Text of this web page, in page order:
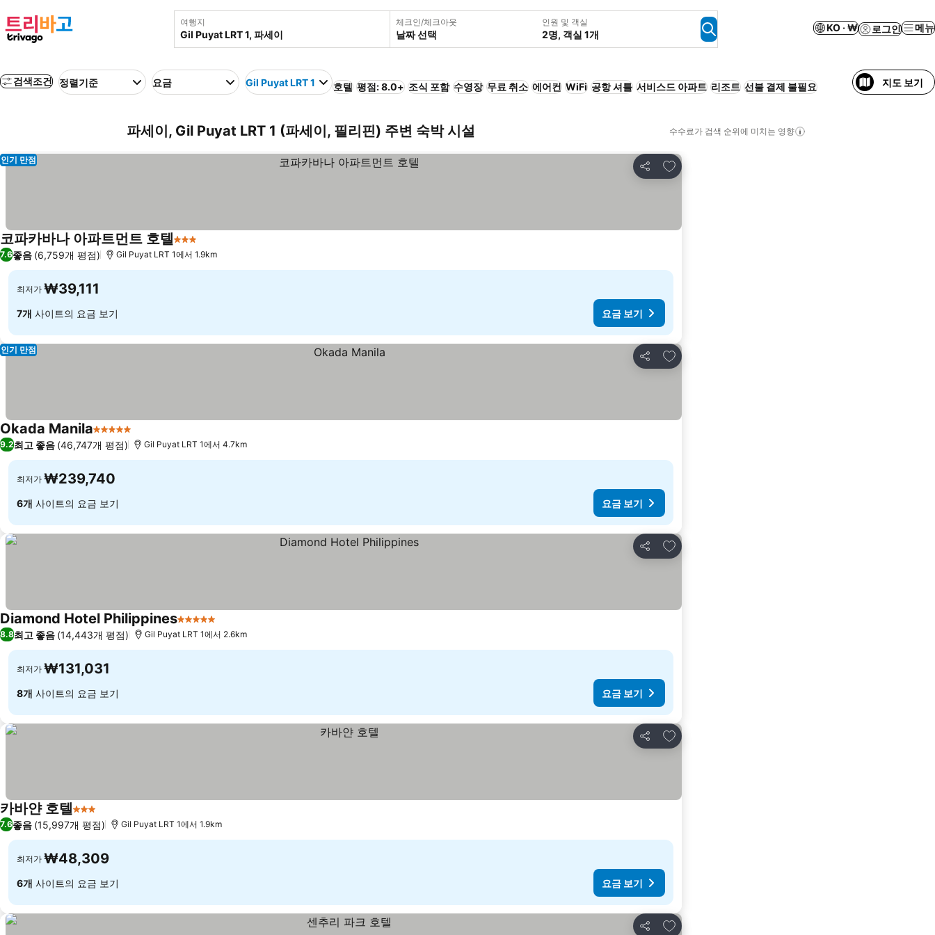
여행지 체크인/체크아웃
날짜 선택
인원 및 객실
2명, 객실 1개
KO · ₩ 로그인 메뉴
검색조건 정렬기준 요금 Gil Puyat LRT 1 호텔 평점: 8.0+ 조식 포함 수영장 무료 취소 에어컨 WiFi 공항 셔틀 서비스드 아파트 리조트 선불 결제 불필요 지도 보기
파세이, Gil Puyat LRT 1 (파세이, 필리핀) 주변 숙박 시설 수수료가 검색 순위에 미치는 영향
공유
즐겨찾기에 추가
인기 만점
코파카바나 아파트먼트 호텔3 성급
7.6좋음 (6,759개 평점) Gil Puyat LRT 1에서 1.9km
최저가 ₩39,111
7개 사이트의 요금 보기 요금 보기
공유
즐겨찾기에 추가
인기 만점
Okada Manila5 성급
9.2최고 좋음 (46,747개 평점) Gil Puyat LRT 1에서 4.7km
최저가 ₩239,740
6개 사이트의 요금 보기 요금 보기
공유
즐겨찾기에 추가
Diamond Hotel Philippines5 성급
8.8최고 좋음 (14,443개 평점) Gil Puyat LRT 1에서 2.6km
최저가 ₩131,031
8개 사이트의 요금 보기 요금 보기
공유
즐겨찾기에 추가
카바얀 호텔3 성급
7.6좋음 (15,997개 평점) Gil Puyat LRT 1에서 1.9km
최저가 ₩48,309
6개 사이트의 요금 보기 요금 보기
공유
즐겨찾기에 추가